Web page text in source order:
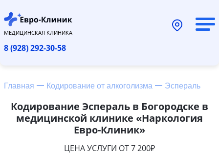
МЕДИЦИНСКАЯ КЛИНИКА
8 (928) 292-30-58
Главная Кодирование от алкоголизма Эспераль
Кодирование Эспераль в Богородске в
медицинской клинике «Наркология
Евро-Клиник»
ЦЕНА УСЛУГИ ОТ 7 200₽